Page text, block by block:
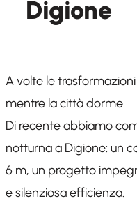
Digione
A volte le
mentre la città dorme.
Di recente abbiamo
notturna a Digione: un
6 m, un progetto
e silenziosa efficienza.